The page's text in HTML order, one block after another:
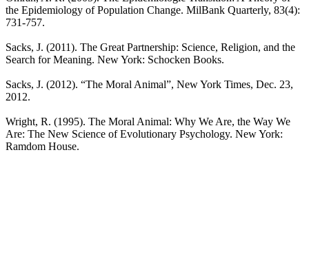
the Epidemiology of Population Change. MilBank Quarterly, 83(4):
731-757.
Sacks, J. (2011). The Great Partnership: Science, Religion, and the
Search for Meaning. New York: Schocken Books.
Sacks, J. (2012). “The Moral Animal”, New York Times, Dec. 23,
2012.
Wright, R. (1995). The Moral Animal: Why We Are, the Way We
Are: The New Science of Evolutionary Psychology. New York:
Ramdom House.